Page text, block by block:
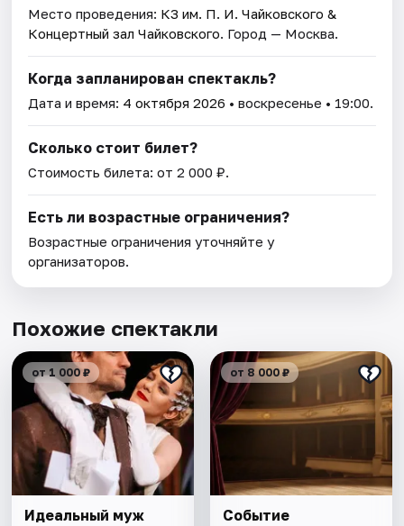
Место проведения: КЗ им. П. И. Чайковского &
Концертный зал Чайковского. Город — Москва.
Когда запланирован спектакль?
Дата и время: 4 октября 2026 • воскресенье • 19:00.
Сколько стоит билет?
Стоимость билета: от 2 000 ₽.
Есть ли возрастные ограничения?
Возрастные ограничения уточняйте у
организаторов.
Похожие спектакли
от 1 000 ₽
Идеальный муж
от 8 000 ₽
Событие